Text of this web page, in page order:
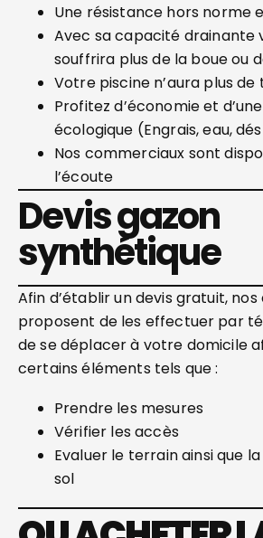
Une résistance hors norme
Avec sa capacité drainante
souffrira plus de la boue ou
Votre piscine n’aura plus
Profitez d’économie et
écologique (Engrais, eau,
Nos commerciaux sont
l’écoute
Devis gazon
synthétique
Afin d’établir un devis gratuit, nos
proposent de les effectuer par
de se déplacer à votre domicile
certains éléments tels que :
Prendre les mesures
Vérifier les accès
Evaluer le terrain ainsi que
sol